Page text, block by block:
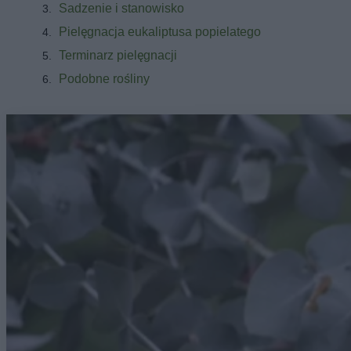
Sadzenie i stanowisko
Pielęgnacja eukaliptusa popielatego
Terminarz pielęgnacji
Podobne rośliny